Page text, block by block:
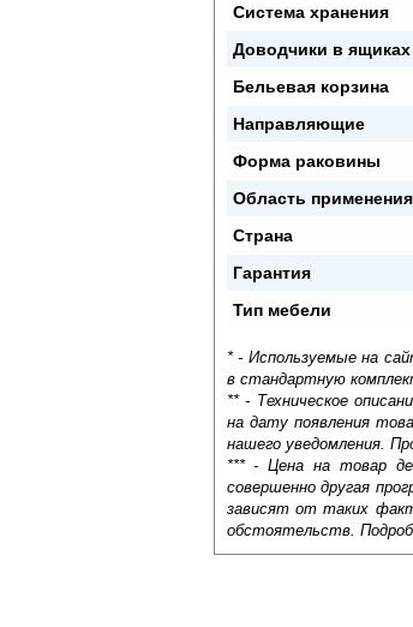
Система хранения
Доводчики в ящиках
Бельевая корзина
Направляющие
Форма раковины
Область применения
Страна
Гарантия
Тип мебели
* - Используемые на
в стандартную
** - Техническое
на дату появления
нашего уведомления.
*** - Цена на товар
совершенно другая
зависят от таких
обстоятельств.